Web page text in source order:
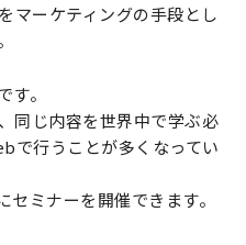
マーケティングの手段とし
。
同じ内容を世界中で学ぶ必
で行うことが多くなってい
ミナーを開催できます。